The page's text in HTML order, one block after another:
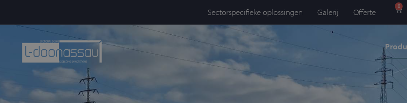
Sectorspecifieke oplossingen Galerij Offerte
0